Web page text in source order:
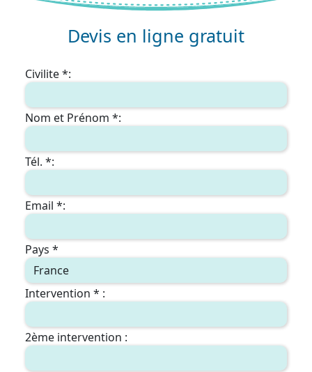
Devis en ligne gratuit
Civilite *:
Nom et Prénom *:
Tél. *:
Email *:
Pays *
Intervention * :
2ème intervention :